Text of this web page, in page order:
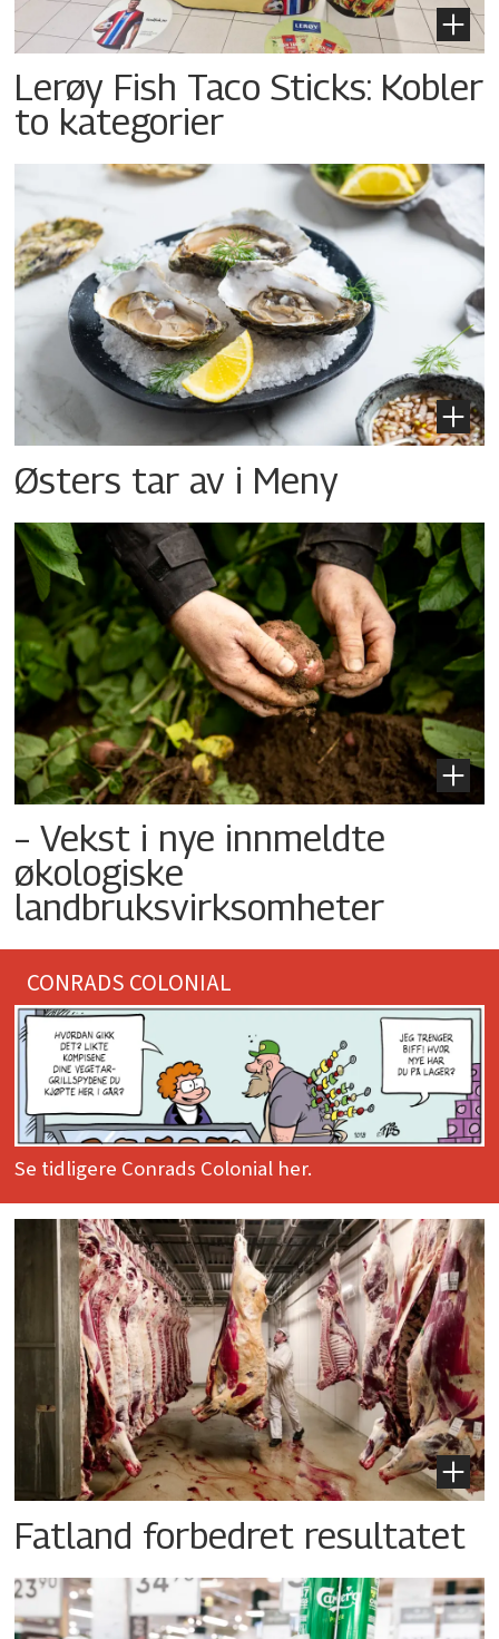
Lerøy Fish Taco Sticks: Kobler
to kategorier
Østers tar av i Meny
– Vekst i nye innmeldte
økologiske
landbruksvirksomheter
CONRADS COLONIAL
Se tidligere Conrads Colonial her.
Fatland forbedret resultatet